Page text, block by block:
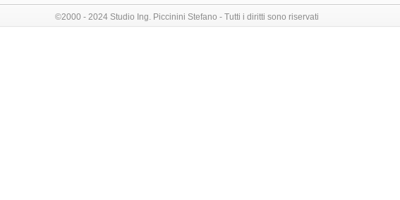
©2000 - 2024 Studio Ing. Piccinini Stefano - Tutti i diritti sono riservati